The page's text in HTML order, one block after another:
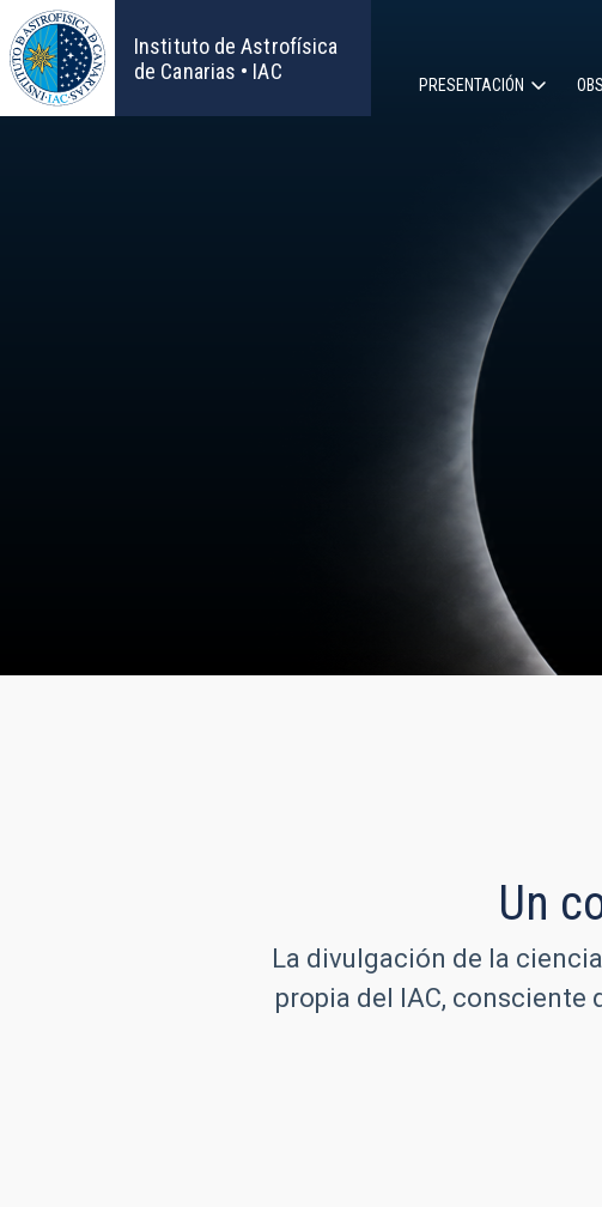
Pasar
al
contenido
principal
Instituto de Astrofísica
de Canarias • IAC
PRESENTACIÓN
Un
La divulgación de la
propia del IAC,